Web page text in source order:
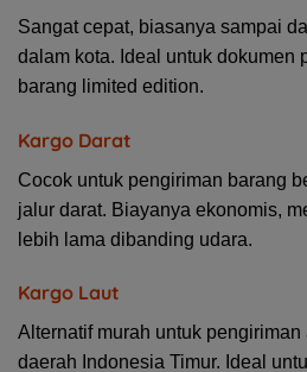
Sangat cepat, biasanya sampai
dalam kota. Ideal untuk dokumen
barang limited edition.
Kargo Darat
Cocok untuk pengiriman barang
jalur darat. Biayanya ekonomis,
lebih lama dibanding udara.
Kargo Laut
Alternatif murah untuk
daerah Indonesia Timur. Ideal